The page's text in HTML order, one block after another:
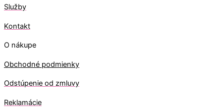
Služby
Kontakt
O nákupe
Obchodné podmienky
Odstúpenie od zmluvy
Reklamácie